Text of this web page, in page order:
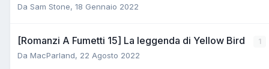
Da Sam Stone, 18 Gennaio 2022
[Romanzi A Fumetti 15] La leggenda di Yellow Bird 1
Da MacParland, 22 Agosto 2022